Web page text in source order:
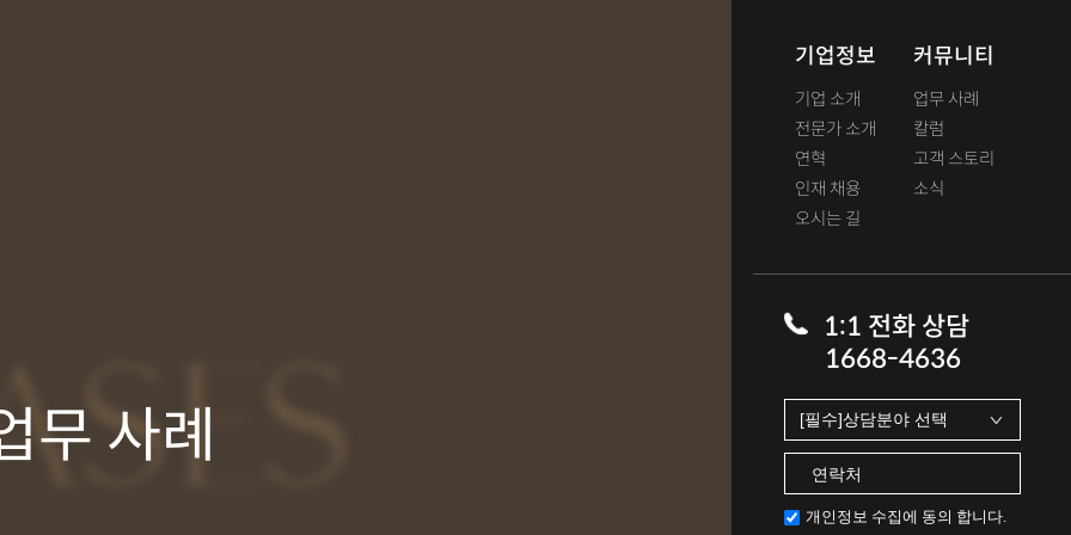
기업정보
기업 소개
전문가 소개
연혁
인재 채용
오시는 길
커뮤니티
업무 사례
칼럼
고객 스토리
소식
1:1 전화 상담
1668-4636
개인정보 수집에 동의 합니다.
무 사례